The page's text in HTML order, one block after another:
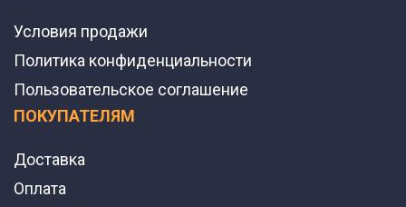
Условия продажи
Политика конфиденциальности
Пользовательское соглашение
ПОКУПАТЕЛЯМ
Доставка
Оплата